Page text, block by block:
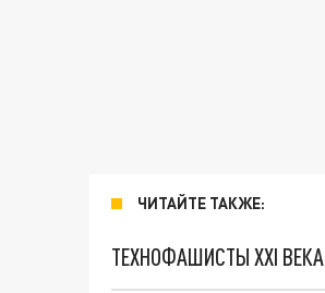
ЧИТАЙТЕ ТАКЖЕ:
ТЕХНОФАШИСТЫ XXI ВЕКА